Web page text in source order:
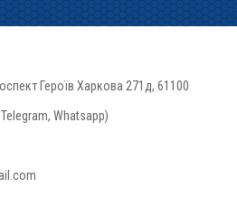
Героїв Харкова 271д, 61100
Whatsapp)